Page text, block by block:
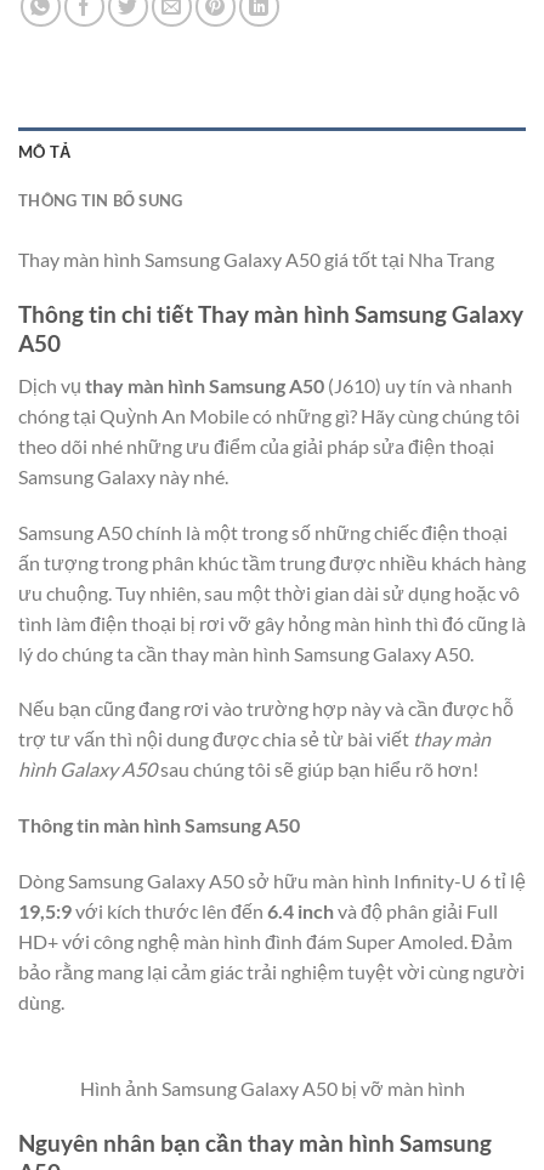
MÔ TẢ
THÔNG TIN BỔ SUNG
Thay màn hình Samsung Galaxy A50 giá tốt tại Nha Trang
Thông tin chi tiết Thay màn hình Samsung Galaxy
A50
Dịch vụ thay màn hình Samsung A50 (J610) uy tín và nhanh
chóng tại Quỳnh An Mobile có những gì? Hãy cùng chúng tôi
theo dõi nhé những ưu điểm của giải pháp sửa điện thoại
Samsung Galaxy này nhé.
Samsung A50 chính là một trong số những chiếc điện thoại
ấn tượng trong phân khúc tầm trung được nhiều khách hàng
ưu chuộng. Tuy nhiên, sau một thời gian dài sử dụng hoặc vô
tình làm điện thoại bị rơi vỡ gây hỏng màn hình thì đó cũng là
lý do chúng ta cần thay màn hình Samsung Galaxy A50.
Nếu bạn cũng đang rơi vào trường hợp này và cần được hỗ
trợ tư vấn thì nội dung được chia sẻ từ bài viết thay màn
hình Galaxy A50sau chúng tôi sẽ giúp bạn hiểu rõ hơn!
Thông tin màn hình Samsung A50
Dòng Samsung Galaxy A50 sở hữu màn hình Infinity-U 6 tỉ lệ
19,5:9với kích thước lên đến 6.4 inchvà độ phân giải Full
HD+ với công nghệ màn hình đình đám Super Amoled. Đảm
bảo rằng mang lại cảm giác trải nghiệm tuyệt vời cùng người
dùng.
Hình ảnh Samsung Galaxy A50 bị vỡ màn hình
Nguyên nhân bạn cần thay màn hình Samsung